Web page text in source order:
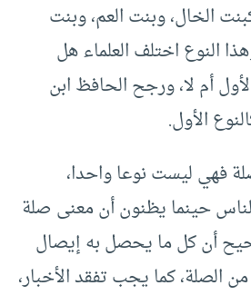
الخال، وبنت العم، وبنت
النوع اختلف العلماء هل
أم لا، ورجح الحافظ ابن
الأول.
فهي ليست نوعا واحدا،
حينما يظنون أن معنى صلة
أن كل ما يحصل به إيصال
الصلة، كما يجب تفقد الأخبار،